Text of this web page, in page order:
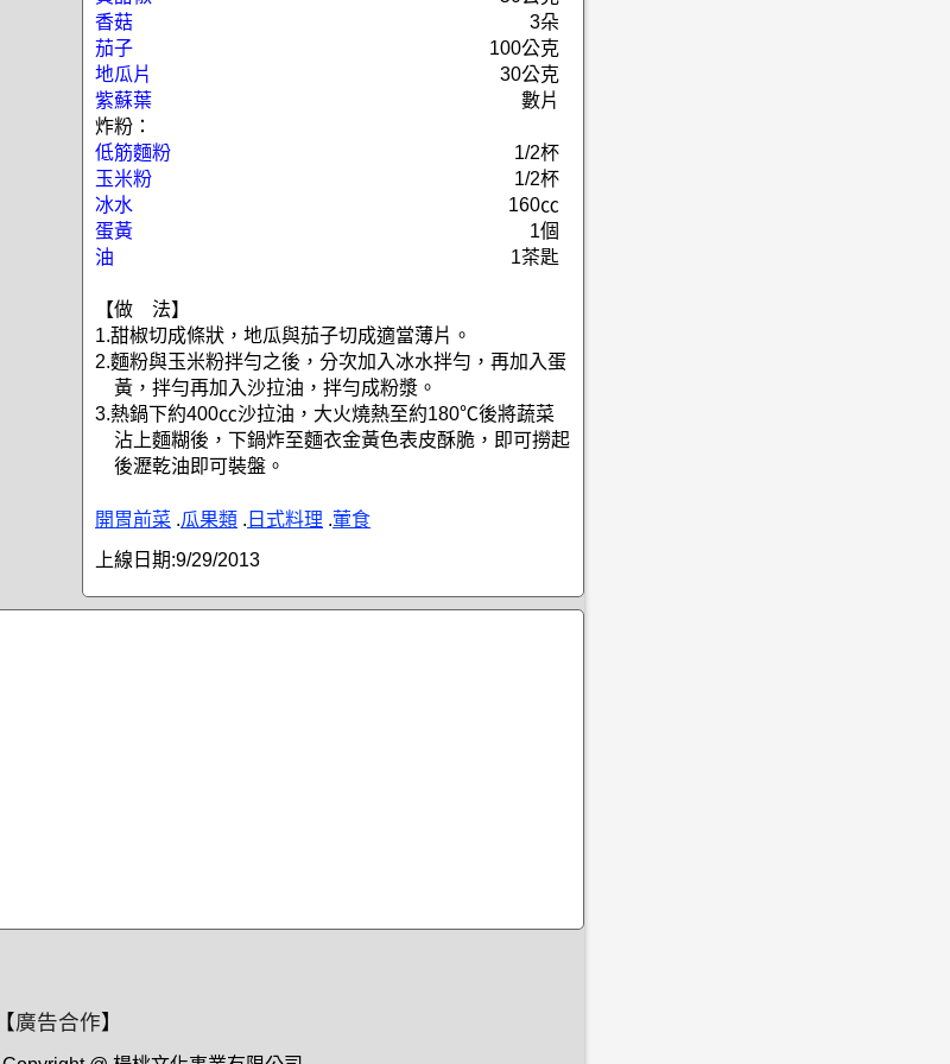
香菇
3朵
茄子
100公克
地瓜片
30公克
紫蘇葉
數片
炸粉：
低筋麵粉
1/2杯
玉米粉
1/2杯
冰水
160㏄
蛋黃
1個
油
1茶匙
【做 法】
1.甜椒切成條狀，地瓜與茄子切成適當薄片。
2.麵粉與玉米粉拌勻之後，分次加入冰水拌勻，再加入蛋
黃，拌勻再加入沙拉油，拌勻成粉漿。
3.熱鍋下約400㏄沙拉油，大火燒熱至約180℃後將蔬菜
沾上麵糊後，下鍋炸至麵衣金黃色表皮酥脆，即可撈起
後瀝乾油即可裝盤。
開胃前菜 .瓜果類 . 日式料理 .葷食
上線日期:9/29/2013
廣告合作】